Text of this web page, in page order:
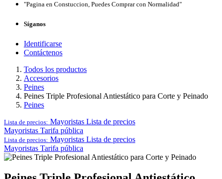
"Pagina en Constuccion, Puedes Comprar con Normalidad"
Síganos
Identificarse
Contáctenos
Todos los productos
Accesorios
Peines
Peines Triple Profesional Antiestático para Corte y Peinado
Peines
Lista de precios: Mayoristas Lista de precios
Mayoristas Tarifa pública
Lista de precios: Mayoristas Lista de precios
Mayoristas Tarifa pública